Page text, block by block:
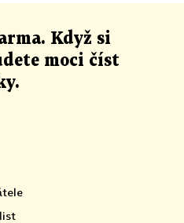
Když si
moci číst
.